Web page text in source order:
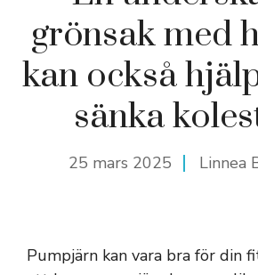
grönsak med
kan också
sänka
25 mars 2025 Linnea
Pumpjärn kan vara bra för din